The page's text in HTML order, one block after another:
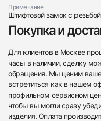
Примечание
Штифтовой замок с резьбой
Покупка и
Для клиентов в Москве
часы в наличии, сделку
обращения. Мы ценим ваше
встретиться как в нашем
профильном сервисном
чтобы вы могли сразу
изделия. Оплата
Приложите